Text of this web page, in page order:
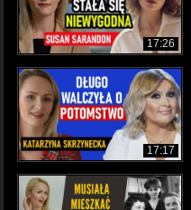
17:26
17:17